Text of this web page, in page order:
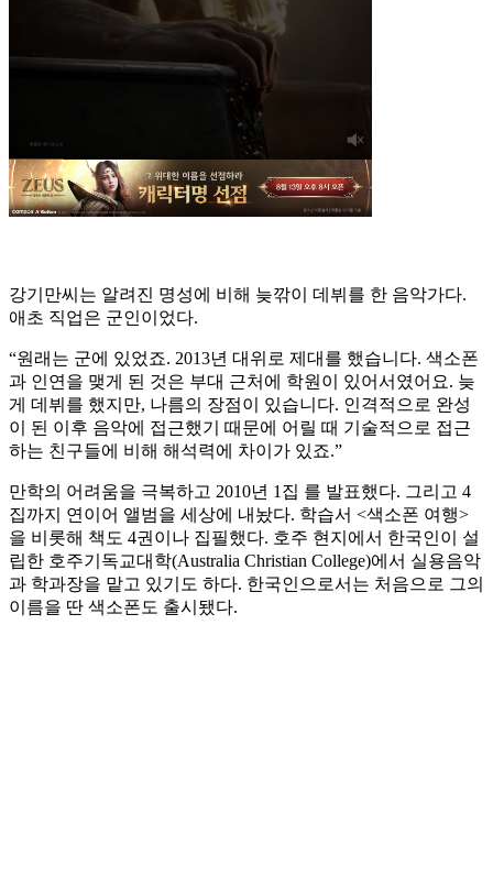
강기만씨는 알려진 명성에 비해 늦깎이 데뷔를 한 음악가다.
애초 직업은 군인이었다.
“원래는 군에 있었죠. 2013년 대위로 제대를 했습니다. 색소폰
과 인연을 맺게 된 것은 부대 근처에 학원이 있어서였어요. 늦
게 데뷔를 했지만, 나름의 장점이 있습니다. 인격적으로 완성
이 된 이후 음악에 접근했기 때문에 어릴 때 기술적으로 접근
하는 친구들에 비해 해석력에 차이가 있죠.”
만학의 어려움을 극복하고 2010년 1집 를 발표했다. 그리고 4
집까지 연이어 앨범을 세상에 내놨다. 학습서 <색소폰 여행>
을 비롯해 책도 4권이나 집필했다. 호주 현지에서 한국인이 설
립한 호주기독교대학(Australia Christian College)에서 실용음악
과 학과장을 맡고 있기도 하다. 한국인으로서는 처음으로 그의
이름을 딴 색소폰도 출시됐다.